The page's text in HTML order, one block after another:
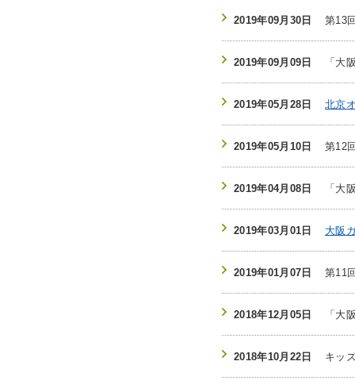
2019年09月30日 第13
2019年09月09日 「大
2019年05月28日 北京
2019年05月10日 第12
2019年04月08日 「大
2019年03月01日 大阪
2019年01月07日 第11
2018年12月05日 「大
2018年10月22日 キッ